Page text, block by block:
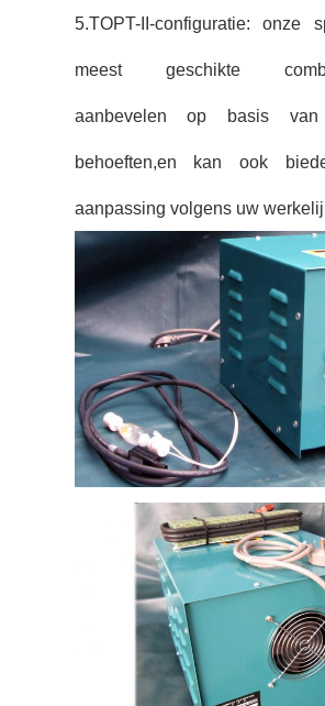
5.TOPT-II-configuratie: onze
meest geschikte
aanbevelen op basis
behoeften,en kan ook
aanpassing volgens uw